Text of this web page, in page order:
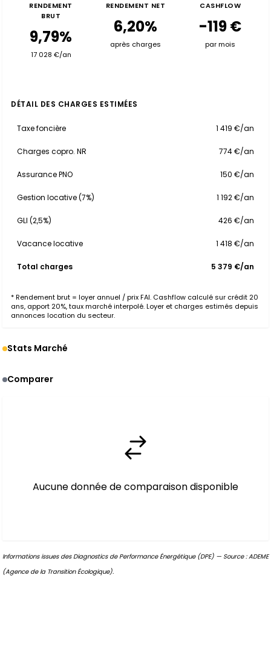
RENDEMENT
BRUT
9,79%
17 028 €/an
RENDEMENT NET
6,20%
après charges
CASHFLOW
-119 €
par mois
DÉTAIL DES CHARGES ESTIMÉES
Taxe foncière 1 419 €/an
Charges copro. NR 774 €/an
Assurance PNO 150 €/an
Gestion locative (7%) 1 192 €/an
GLI (2,5%) 426 €/an
Vacance locative 1 418 €/an
Total charges 5 379 €/an
* Rendement brut = loyer annuel / prix FAI. Cashflow calculé sur crédit 20
ans, apport 20%, taux marché interpolé. Loyer et charges estimés depuis
annonces location du secteur.
Stats Marché
Comparer
Aucune donnée de comparaison disponible
Informations issues des Diagnostics de Performance Énergétique (DPE) — Source : ADEME
(Agence de la Transition Écologique).